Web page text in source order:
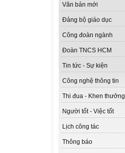
Văn bản mới
Đảng bộ giáo dục
Công đoàn ngành
Đoàn TNCS HCM
Tin tức - Sự kiện
Công nghệ thông tin
Thi đua - Khen thưởng
Người tốt - Việc tốt
Lịch công tác
Thông báo